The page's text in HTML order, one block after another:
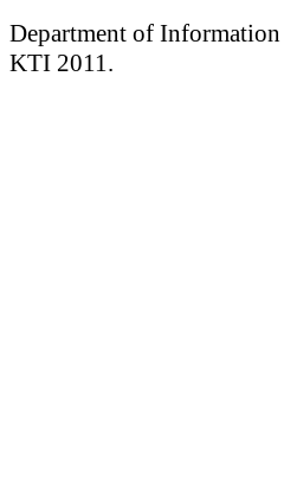
Department of
KTI 2011.